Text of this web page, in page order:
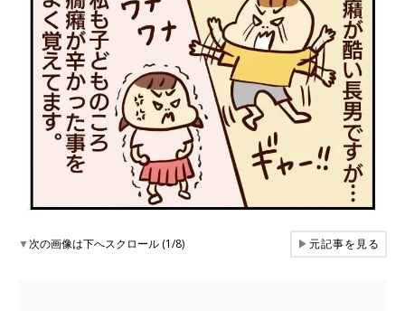
▼次の画像は下へスクロール (1/8) ▶元記事を見る